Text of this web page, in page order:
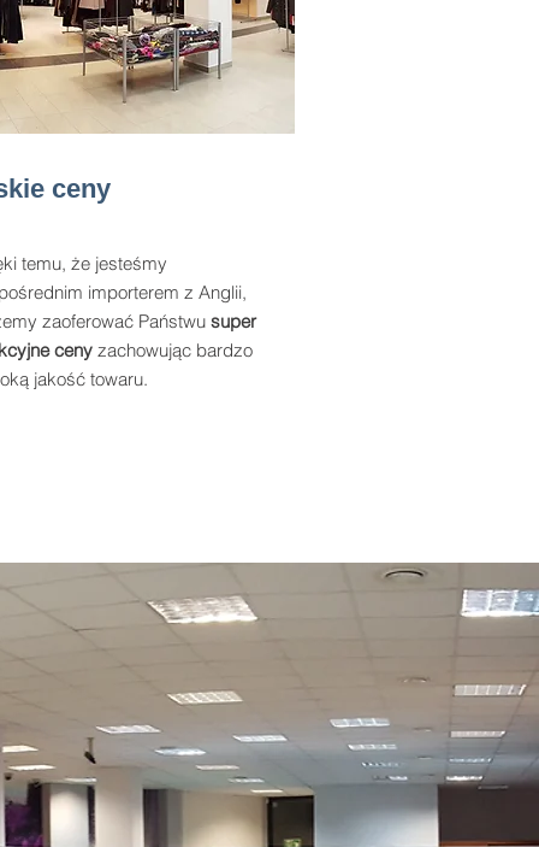
ceny
temu, że jesteśmy
importerem z Anglii,
zaoferować Państwu super
ceny zachowując bardzo
jakość towaru.